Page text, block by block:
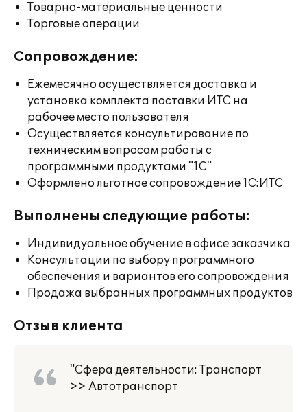
Товарно-материальные ценности
Торговые операции
Сопровождение:
Ежемесячно осуществляется доставка и
установка комплекта поставки ИТС на
рабочее место пользователя
Осуществляется консультирование по
техническим вопросам работы с
программными продуктами "1С"
Оформлено льготное сопровождение 1С:ИТС
Выполнены следующие работы:
Индивидуальное обучение в офисе заказчика
Консультации по выбору программного
обеспечения и вариантов его сопровождения
Продажа выбранных программных продуктов
Отзыв клиента
"Сфера деятельности: Транспорт
>> Автотранспорт